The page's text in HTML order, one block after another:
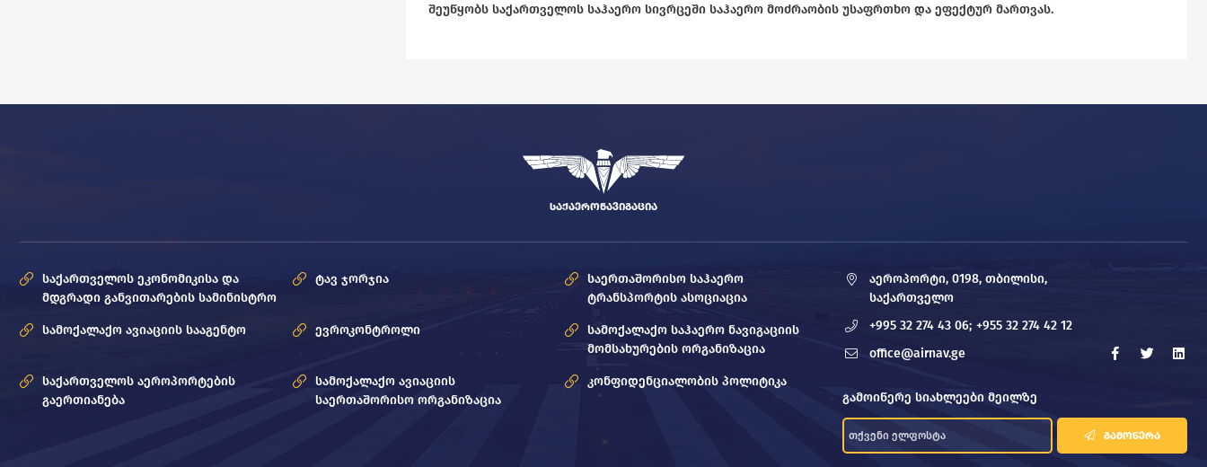
შეუწყობს საქართველოს საჰაერო სივრცეში საჰაერო მოძრაობის უსაფრთხო და ეფექტურ მართვას.
ᲡᲐᲥᲐᲔᲠᲝᲜᲐᲕᲘᲒᲐᲪᲘᲐ
საქართველოს ეკონომიკისა და
მდგრადი განვითარების სამინისტრო
ტავ ჯორჯია
საერთაშორისო საჰაერო
ტრანსპორტის ასოციაცია
სამოქალაქო ავიაციის სააგენტო ევროკონტროლი
სამოქალაქო საჰაერო ნავიგაციის
მომსახურების ორგანიზაცია
საქართველოს აეროპორტების
გაერთიანება
სამოქალაქო ავიაციის
საერთაშორისო ორგანიზაცია
კონფიდენციალობის პოლიტიკა
აეროპორტი, 0198, თბილისი,
საქართველო
+995 32 274 43 06; +955 32 274 42 12
office@airnav.ge
გამოიწერე სიახლეები მეილზე
ᲒᲐᲛᲝᲬᲔᲠᲐ